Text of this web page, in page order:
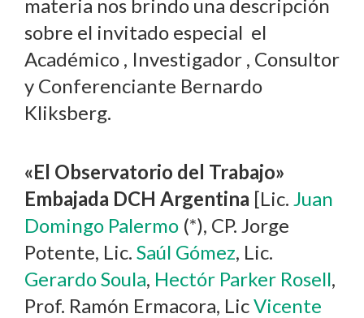
materia nos brindo una descripción
sobre el invitado especial el
Académico , Investigador , Consultor
y Conferenciante Bernardo
Kliksberg.
«El Observatorio del Trabajo»
Embajada DCH Argentina [Lic. Juan
Domingo Palermo (*), CP. Jorge
Potente, Lic. Saúl Gómez, Lic.
Gerardo Soula, Hectór Parker Rosell,
Prof. Ramón Ermacora, LicVicente